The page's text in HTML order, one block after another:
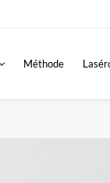
Méthode